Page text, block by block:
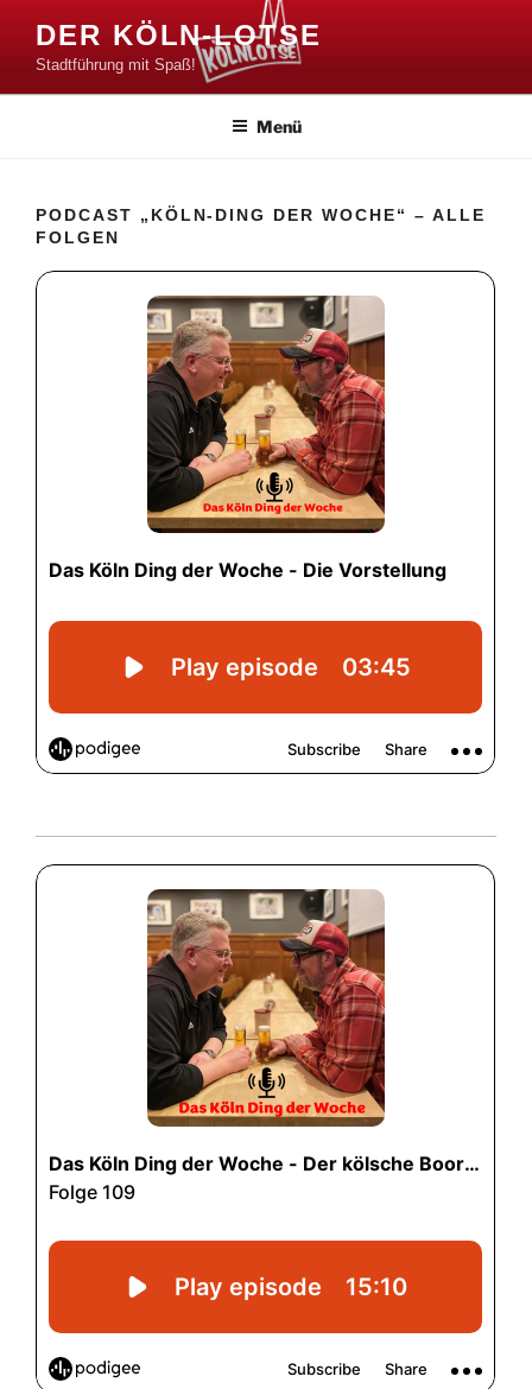
Inhalt
springen
DER KÖLN-LOTSE
Stadtführung mit Spaß!
Menü
PODCAST „KÖLN-DING DER WOCHE“ – ALLE
FOLGEN